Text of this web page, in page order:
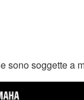
sono soggette a